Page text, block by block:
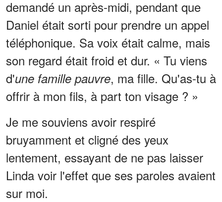
demandé un après-midi, pendant que
Daniel était sorti pour prendre un appel
téléphonique. Sa voix était calme, mais
son regard était froid et dur. « Tu viens
d'une famille pauvre, ma fille. Qu'as-tu à
offrir à mon fils, à part ton visage ? »
Je me souviens avoir respiré
bruyamment et cligné des yeux
lentement, essayant de ne pas laisser
Linda voir l'effet que ses paroles avaient
sur moi.